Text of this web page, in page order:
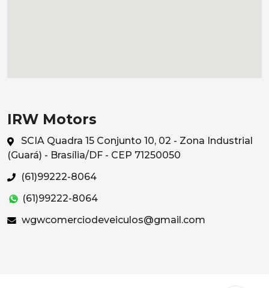
IRW Motors
SCIA Quadra 15 Conjunto 10, 02 - Zona Industrial
(Guará) - Brasília/DF - CEP 71250050
(61)99222-8064
(61)99222-8064
wgwcomerciodeveiculos@gmail.com